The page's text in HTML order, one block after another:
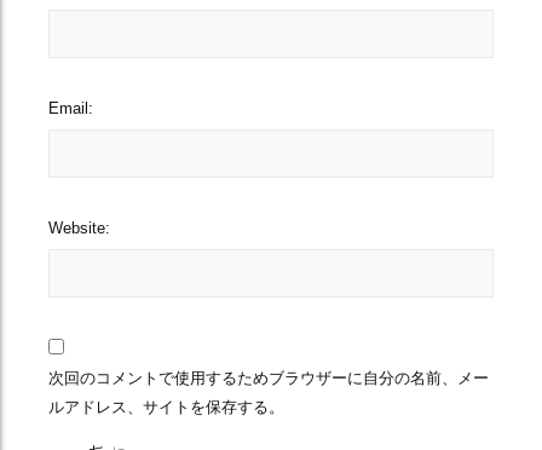
Email:
Website:
次回のコメントで使用するためブラウザーに自分の名前、メー
ルアドレス、サイトを保存する。